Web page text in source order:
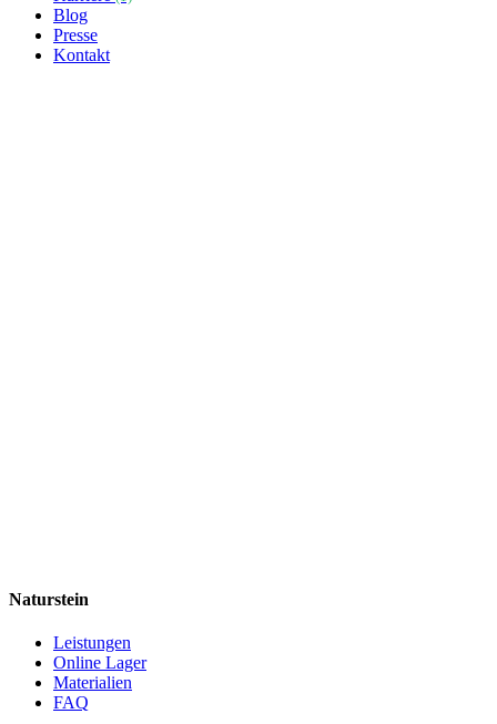
Blog
Presse
Kontakt
Naturstein
Leistungen
Online Lager
Materialien
FAQ